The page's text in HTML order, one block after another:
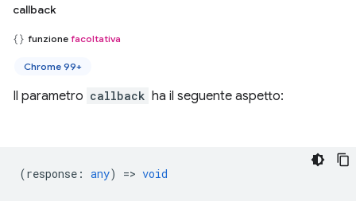
callback
funzione facoltativa
Chrome 99+
Il parametro callback ha il seguente aspetto:
(response : any) => void